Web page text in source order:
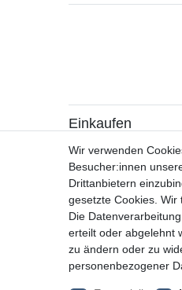
Einkaufen
> Zahlungsarten
> Versandarten & -
> Widerrufsrecht /
> Hilfe
> Information zur
> Altölverordnung
Wir verwenden
Besucher:innen
Drittanbietern
gesetzte Cookies. Wir
Die
erteilt oder abgelehnt
zu ändern oder zu
personenbezogener